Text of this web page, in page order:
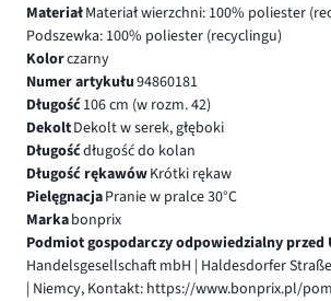
MateriałMateriał wierzchni: 100% poliester
Podszewka: 100% poliester (recyclingu)
Kolorczarny
Numer artykułu94860181
Długość106 cm (w rozm. 42)
DekoltDekolt w serek, głęboki
Długośćdługość do kolan
Długość rękawówKrótki rękaw
PielęgnacjaPranie w pralce 30°C
Markabonprix
Podmiot gospodarczy odpowiedzialny przed
Handelsgesellschaft mbH | Haldesdorfer
| Niemcy, Kontakt: https://www.bonprix.pl/